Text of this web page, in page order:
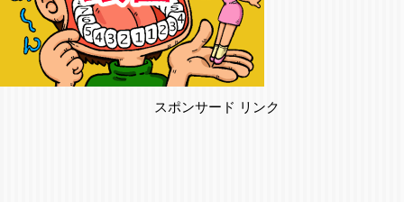
スポンサード リンク